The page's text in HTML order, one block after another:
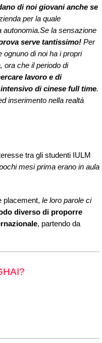
di noi giovani anche se
per la quale
autonomia.Se la sensazione
serve tantissimo! Per
di noi ha i propri
, ora che il periodo di
lavoro e di
di cinese full time.
inserimento nella realtà
tra gli studenti IULM
mesi prima erano in aula
placement, le loro parole ci
diverso di proporre
, partendo da